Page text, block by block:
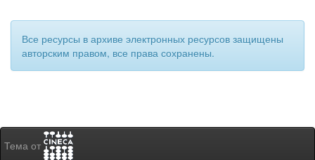
Все ресурсы в архиве электронных ресурсов защищены
авторским правом, все права сохранены.
Тема от